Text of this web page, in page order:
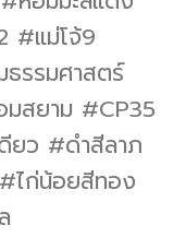
#แม่โจ้9
ธรรมศาสตร์
สยาม #CP35
ยว #ดำสีลาภ
ไก่น้อยสีทอง